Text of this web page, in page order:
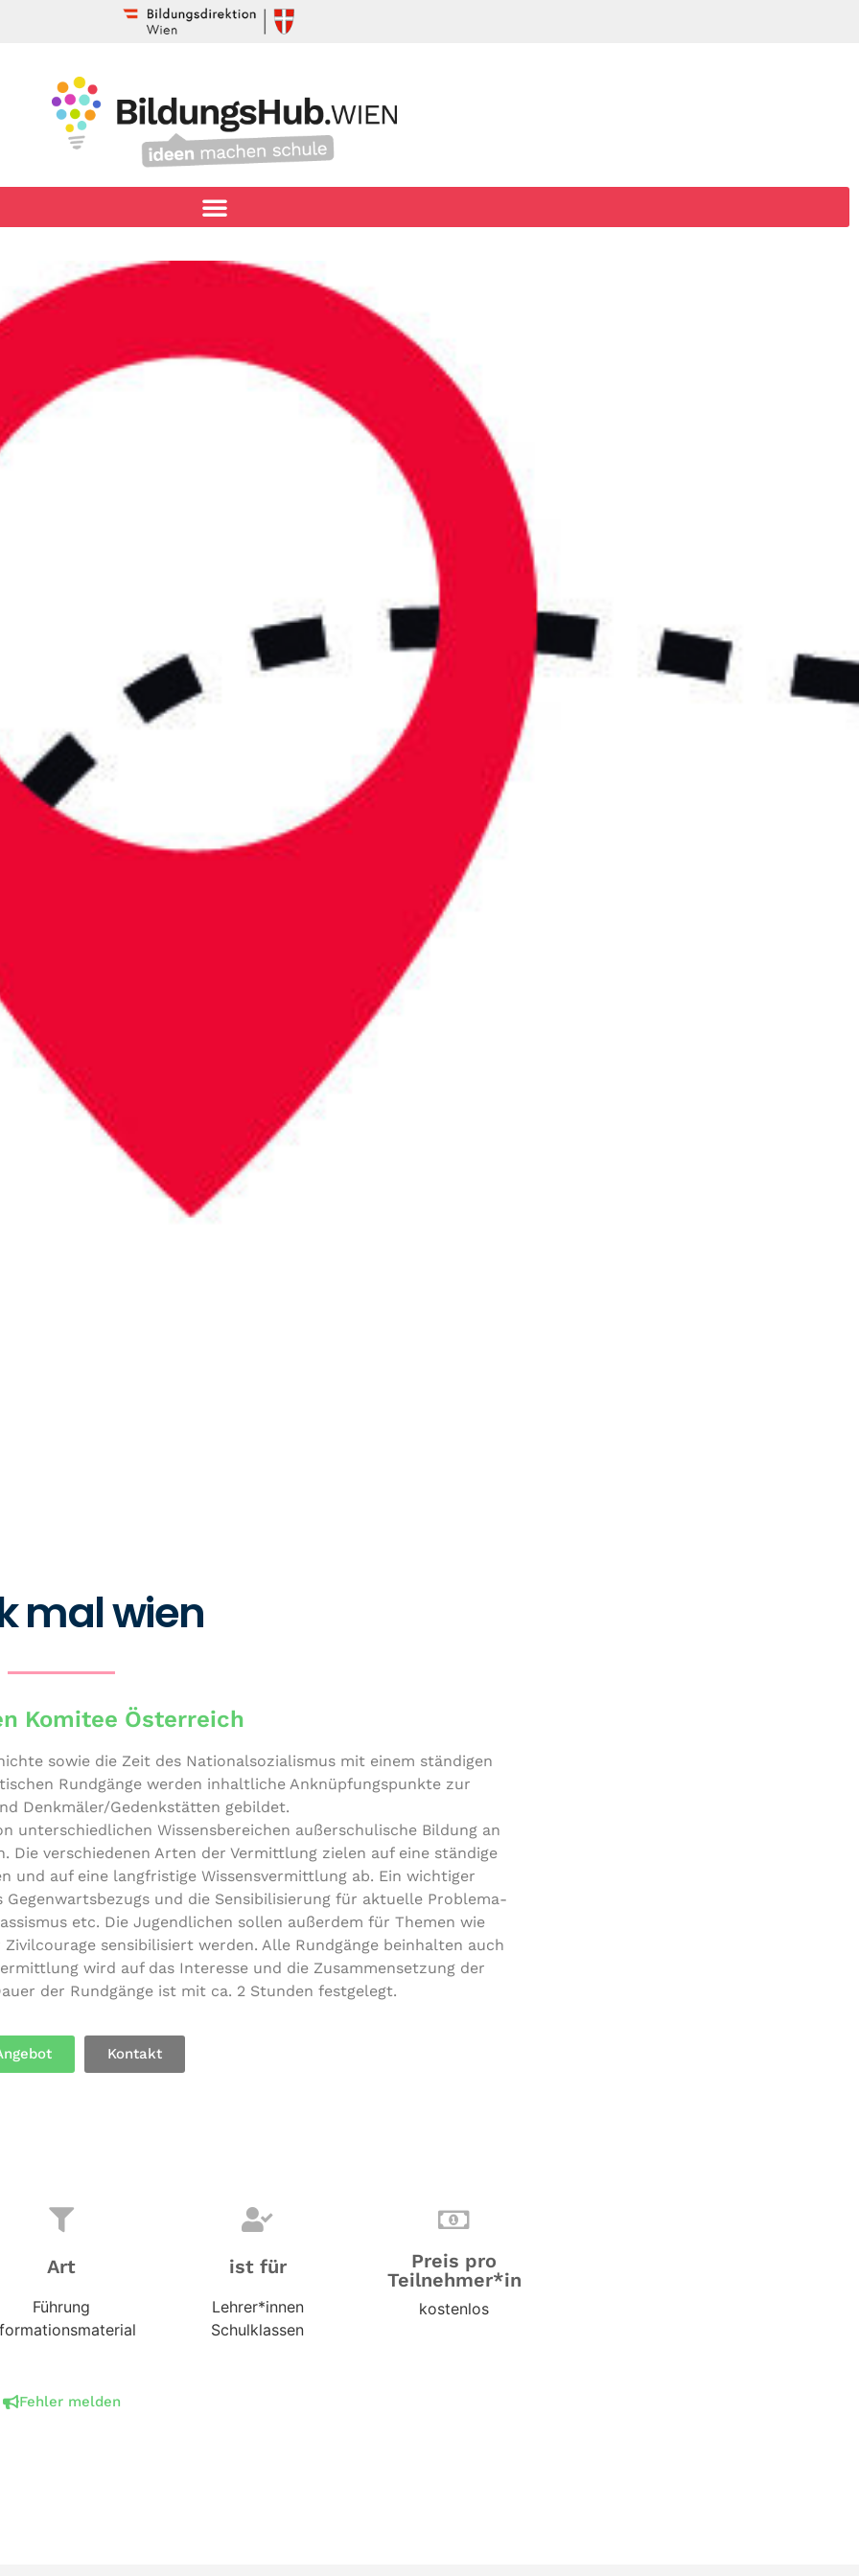
mal wien
Komitee Österreich
sowie die Zeit des Natio­nal­so­zia­lis­mus mit einem ständigen
Rundgänge werden inhalt­li­che Anknüp­fungs­punk­te zur
Denkmäler/​Gedenkstätten gebildet.
unter­schied­li­chen Wis­sens­be­rei­chen außer­schu­li­sche Bildung an
ver­schie­de­nen Arten der Ver­mitt­lung zielen auf eine ständige
auf eine lang­fris­ti­ge Wis­sens­ver­mitt­lung ab. Ein wichtiger
und die Sen­si­bi­li­sie­rung für aktuelle Pro­ble­ma­
etc. Die Jugend­li­chen sollen außerdem für Themen wie
sen­si­bi­li­siert werden. Alle Rundgänge beinhal­ten auch
wird auf das Interesse und die Zusam­men­set­zung der
der Rundgänge ist mit ca. 2 Stunden festgelegt.
Kontakt
Art
Führung
ist für
Lehrer*innen
Schulklassen
Preis pro
Teilnehmer*in
kostenlos
Fehler melden